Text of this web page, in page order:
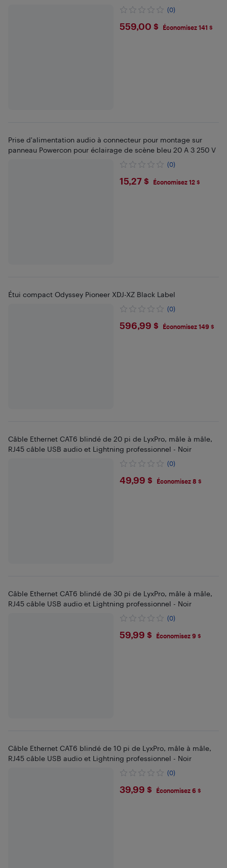
(0)
$559
559,00 $ Économisez 141 $
Prise d'alimentation audio à connecteur pour montage sur
panneau Powercon pour éclairage de scène bleu 20 A 3 250 V
(0)
$15.27
15,27 $ Économisez 12 $
Étui compact Odyssey Pioneer XDJ-XZ Black Label
(0)
$596.99
596,99 $ Économisez 149 $
Câble Ethernet CAT6 blindé de 20 pi de LyxPro, mâle à mâle,
RJ45 câble USB audio et Lightning professionnel - Noir
(0)
$49.99
49,99 $ Économisez 8 $
Câble Ethernet CAT6 blindé de 30 pi de LyxPro, mâle à mâle,
RJ45 câble USB audio et Lightning professionnel - Noir
(0)
$59.99
59,99 $ Économisez 9 $
Câble Ethernet CAT6 blindé de 10 pi de LyxPro, mâle à mâle,
RJ45 câble USB audio et Lightning professionnel - Noir
(0)
$39.99
39,99 $ Économisez 6 $